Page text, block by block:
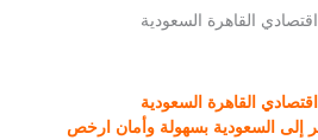
القاهرة السعودية
القاهرة السعودية
السعودية بسهولة وأمان ارخص